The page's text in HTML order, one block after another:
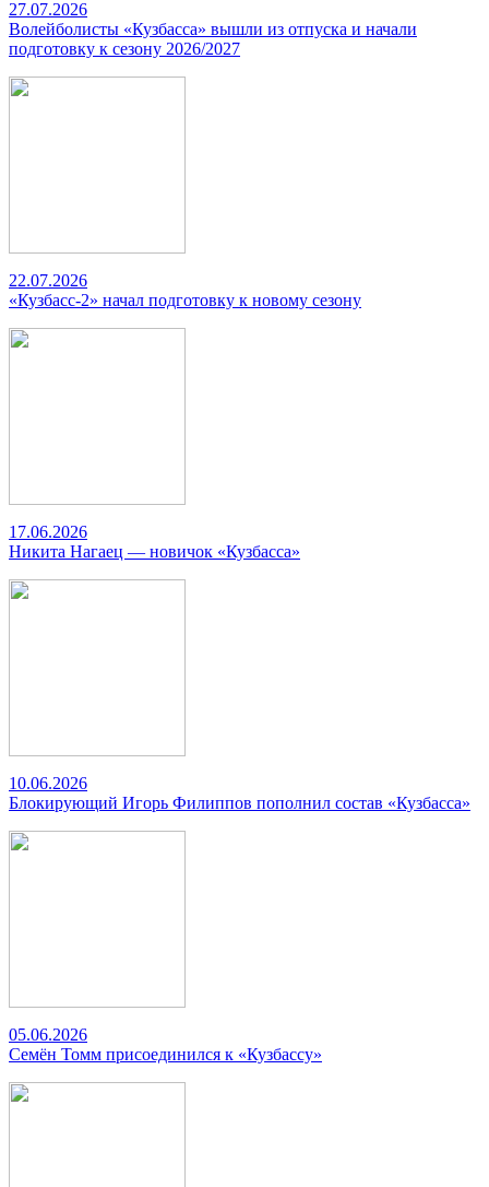
27.07.2026
Волейболисты «Кузбасса» вышли из отпуска и начали
подготовку к сезону 2026/2027
22.07.2026
«Кузбасс-2» начал подготовку к новому сезону
17.06.2026
Никита Нагаец — новичок «Кузбасса»
10.06.2026
Блокирующий Игорь Филиппов пополнил состав «Кузбасса»
05.06.2026
Семён Томм присоединился к «Кузбассу»